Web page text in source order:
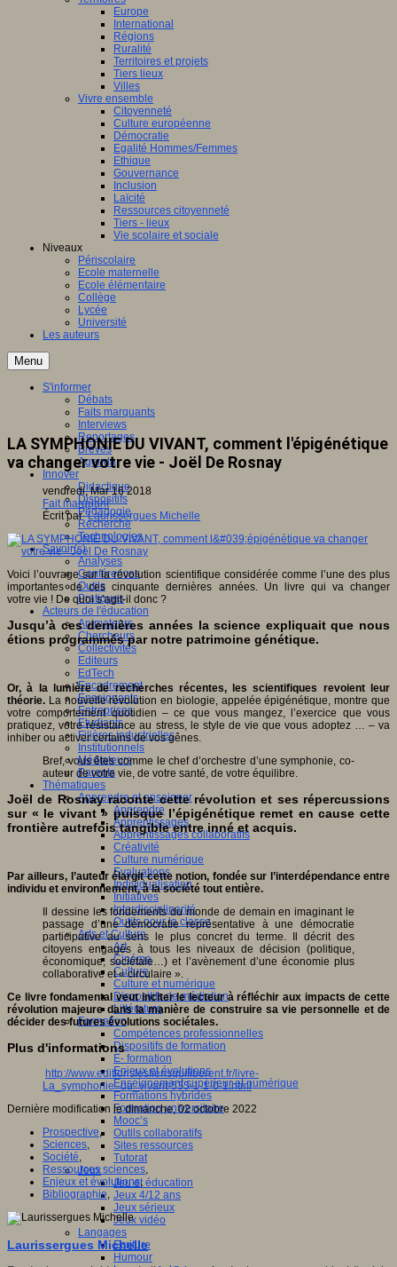
Europe
International
Régions
Ruralité
Territoires et projets
Tiers lieux
Villes
Vivre ensemble
Citoyenneté
Culture européenne
Démocratie
Egalité Hommes/Femmes
Ethique
Gouvernance
Inclusion
Laïcité
Ressources citoyenneté
Tiers - lieux
Vie scolaire et sociale
Niveaux
Périscolaire
Ecole maternelle
Ecole élémentaire
Collège
Lycée
Université
Les auteurs
Menu
S'informer
Débats
Faits marquants
Interviews
Reportages
Brèves
Agenda
Innover
Didactique
Dispositifs
Pédagogie
Recherche
Technologies
Savoir(s)
Analyses
Conférences
Outils
Pratiques
Acteurs de l'éducation
Animateurs
Chercheurs
Collectivités
Editeurs
EdTech
Encadrement
Enseignants
Entreprises
Etudiants
Filières industrielles
Institutionnels
Médiateurs
Parents
Thématiques
Apprendre et enseigner
Apprendre
Apprentissages
Apprentissages collaboratifs
Créativité
Culture numérique
Evaluations
Individualisation
Initiatives
Interdisciplinarité
Outils pour la classe
Arts et Culture
Art
Cinéma
Culture
Culture et numérique
Dispositifs de médiation
Littérature
Formation
Compétences professionnelles
Dispositifs de formation
E- formation
Enjeux et évolutions
Enseignement supérieur et numérique
Formations hybrides
Formation universitaire
Mooc’s
Outils collaboratifs
Sites ressources
Tutorat
Jeux
Jeu et éducation
Jeux 4/12 ans
Jeux sérieux
Jeux vidéo
Langages
Ecriture
Humour
LA SYMPHONIE DU VIVANT, comment l'épigénétique
va changer votre vie - Joël De Rosnay
vendredi, Mar 16 2018
Fait marquant
Écrit parLaurissergues Michelle
Voici l’ouvrage sur la révolution scientifique considérée comme l’une des plus
importantes de ces cinquante dernières années. Un livre qui va changer
votre vie ! De quoi s’agit-il donc ?
Jusqu’à ces dernières années la science expliquait que nous
étions programmés par notre patrimoine génétique.
Or, à la lumière de recherches récentes, les scientifiques revoient leur
théorie. La nouvelle révolution en biologie, appelée épigénétique, montre que
votre comportement quotidien – ce que vous mangez, l’exercice que vous
pratiquez, votre résistance au stress, le style de vie que vous adoptez … – va
inhiber ou activer certains de vos gênes.
Bref, vous êtes comme le chef d’orchestre d’une symphonie, co-
auteur de votre vie, de votre santé, de votre équilibre.
Joël de Rosnay raconte cette révolution et ses répercussions
sur « le vivant » puisque l’épigénétique remet en cause cette
frontière autrefois tangible entre inné et acquis.
Par ailleurs, l’auteur élargit cette notion, fondée sur l’interdépendance entre
individu et environnement, à la société tout entière.
Il dessine les fondements du monde de demain en imaginant le
passage d’une démocratie représentative à une démocratie
participative au sens le plus concret du terme. Il décrit des
citoyens engagés à tous les niveaux de décision (politique,
économique, sociétale…) et l’avènement d’une économie plus
collaborative et « circulaire ».
Ce livre fondamental veut inciter le lecteur à réfléchir aux impacts de cette
révolution majeure dans la manière de construire sa vie personnelle et de
décider des futures évolutions sociétales.
Plus d'informations
http://www.editionslesliensquiliberent.fr/livre-
La_symphonie_du_vivant-535-1-1-0-1.html
Dernière modification le dimanche, 02 octobre 2022
Prospective,
Sciences,
Société,
Ressources sciences,
Enjeux et évolutions,
Bibliographie,
Laurissergues Michelle